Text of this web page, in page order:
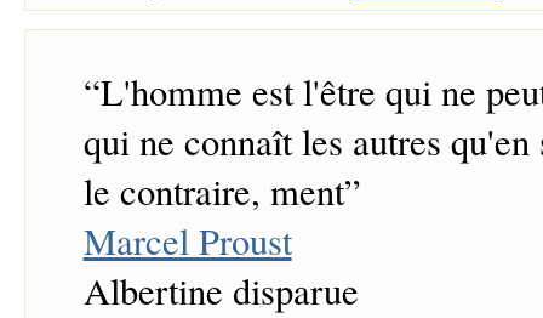
“L'homme est l'être qui ne
qui ne connaît les autres
le contraire, ment”
Marcel Proust
Albertine disparue